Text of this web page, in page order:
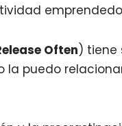
Often) tiene
la puedo